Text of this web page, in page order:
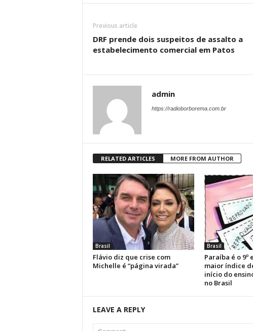
Previous article
DRF prende dois suspeitos de assalto a
estabelecimento comercial em Patos
admin
https://radioborborema.com.br
RELATED ARTICLES MORE FROM AUTHOR
Brasil
Flávio diz que crise com
Michelle é “página virada”
Brasil
Paraíba é o 9º
maior índice
início do
no Brasil
LEAVE A REPLY